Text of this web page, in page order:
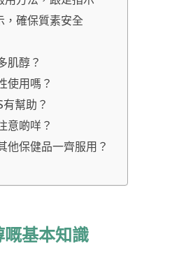
，確保質素安全
肌醇？
使用嗎？
幫助？
意啲咩？
他保健品一齊服用？
基本知識